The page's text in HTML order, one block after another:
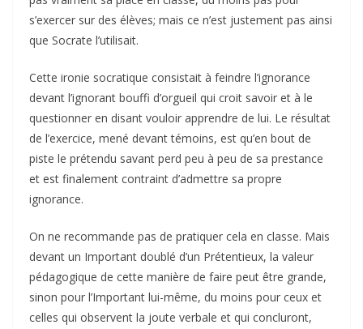
s’exercer sur des élèves; mais ce n’est justement pas ainsi
que Socrate l’utilisait.
Cette ironie socratique consistait à feindre l’ignorance
devant l’ignorant bouffi d’orgueil qui croit savoir et à le
questionner en disant vouloir apprendre de lui. Le résultat
de l’exercice, mené devant témoins, est qu’en bout de
piste le prétendu savant perd peu à peu de sa prestance
et est finalement contraint d’admettre sa propre
ignorance.
On ne recommande pas de pratiquer cela en classe. Mais
devant un Important doublé d’un Prétentieux, la valeur
pédagogique de cette manière de faire peut être grande,
sinon pour l’Important lui-même, du moins pour ceux et
celles qui observent la joute verbale et qui concluront,